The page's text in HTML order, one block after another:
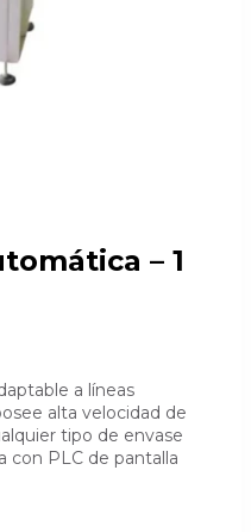
– 1
a líneas
alta velocidad de
tipo de envase
con PLC de pantalla